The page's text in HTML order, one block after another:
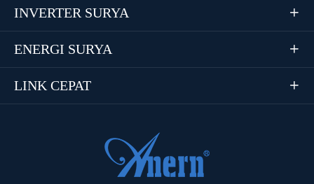
INVERTER SURYA 
ENERGI SURYA 
LINK CEPAT 